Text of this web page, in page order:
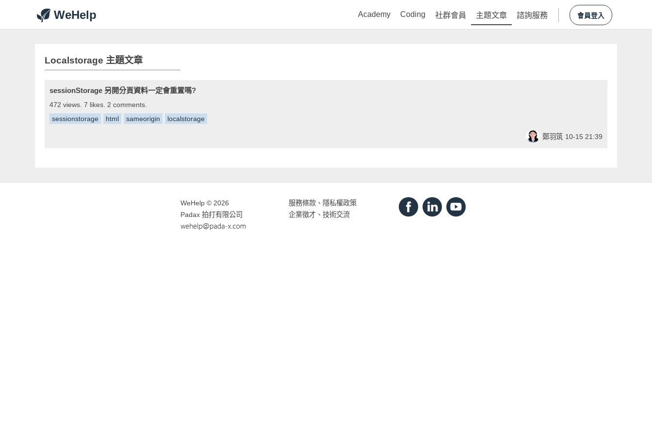
WeHelp Academy Coding 社群會員 主題文章 諮詢服務 會員登入
Localstorage 主題文章
sessionStorage 另開分頁資料一定會重置嗎?
472 views. 7 likes. 2 comments.
sessionstorage
html sameorigin localstorage
鄭羽筑 10-15 21:39
WeHelp © 2026
Padax 拍打有限公司
服務條款、 隱私權政策
企業徵才、技術交流